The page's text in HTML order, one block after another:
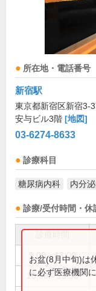
所在地・電話番号
新宿駅
東京都新宿区新宿3-
安与ビル3階 [地図]
03-6274-8633
診療科目
糖尿病内科 内分
診療/受付時間・休
9:00～13:00
10:00～13:30
お盆(8月中旬)は
に必ず医療機関